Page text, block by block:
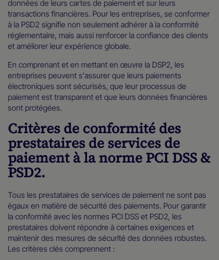
données de leurs cartes de paiement et sur leurs
transactions financières. Pour les entreprises, se conformer
à la PSD2 signifie non seulement adhérer à la conformité
réglementaire, mais aussi renforcer la confiance des clients
et améliorer leur expérience globale.
En comprenant et en mettant en œuvre la DSP2, les
entreprises peuvent s'assurer que leurs paiements
électroniques sont sécurisés, que leur processus de
paiement est transparent et que leurs données financières
sont protégées.
Critères de conformité des
prestataires de services de
paiement à la norme PCI DSS &
PSD2.
Tous les prestataires de services de paiement ne sont pas
égaux en matière de sécurité des paiements. Pour garantir
la conformité avec les normes PCI DSS et PSD2, les
prestataires doivent répondre à certaines exigences et
maintenir des mesures de sécurité des données robustes.
Les critères clés comprennent :